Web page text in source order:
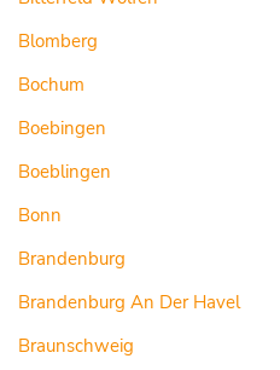
Blomberg
Bochum
Boebingen
Boeblingen
Bonn
Brandenburg
Brandenburg An Der Havel
Braunschweig